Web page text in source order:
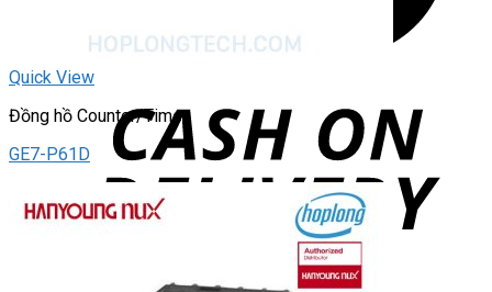
Quick View
Đồng hồ Counter/Timer
GE7-P61D